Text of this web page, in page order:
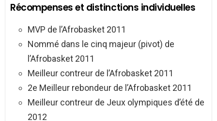
Récompenses et distinctions individuelles
MVP de l’Afrobasket 2011
Nommé dans le cinq majeur (pivot) de
l’Afrobasket 2011
Meilleur contreur de l’Afrobasket 2011
2e Meilleur rebondeur de l’Afrobasket 2011
Meilleur contreur de Jeux olympiques d’été de
2012